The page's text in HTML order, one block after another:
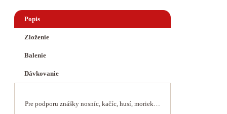
Popis
Zloženie
Balenie
Dávkovanie
Pre podporu znášky nosníc, kačíc, husí, moriek…